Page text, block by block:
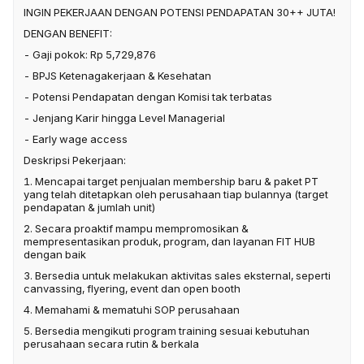
INGIN PEKERJAAN DENGAN POTENSI PENDAPATAN 30++ JUTA!
DENGAN BENEFIT:
- Gaji pokok: Rp 5,729,876
- BPJS Ketenagakerjaan & Kesehatan
- Potensi Pendapatan dengan Komisi tak terbatas
- Jenjang Karir hingga Level Managerial
- Early wage access
Deskripsi Pekerjaan:
1. Mencapai target penjualan membership baru & paket PT
yang telah ditetapkan oleh perusahaan tiap bulannya (target
pendapatan & jumlah unit)
2. Secara proaktif mampu mempromosikan &
mempresentasikan produk, program, dan layanan FIT HUB
dengan baik
3. Bersedia untuk melakukan aktivitas sales eksternal, seperti
canvassing, flyering, event dan open booth
4. Memahami & mematuhi SOP perusahaan
5. Bersedia mengikuti program training sesuai kebutuhan
perusahaan secara rutin & berkala